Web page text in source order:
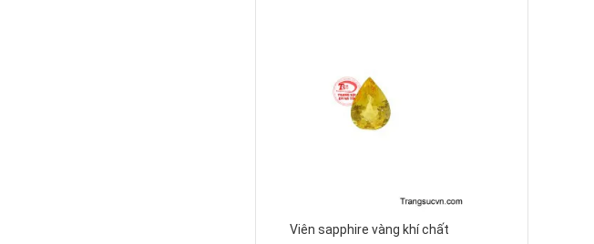
Viên sapphire vàng khí chất